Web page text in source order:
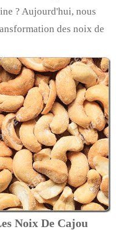
? Aujourd'hui, nous
des noix de
Noix De Cajou